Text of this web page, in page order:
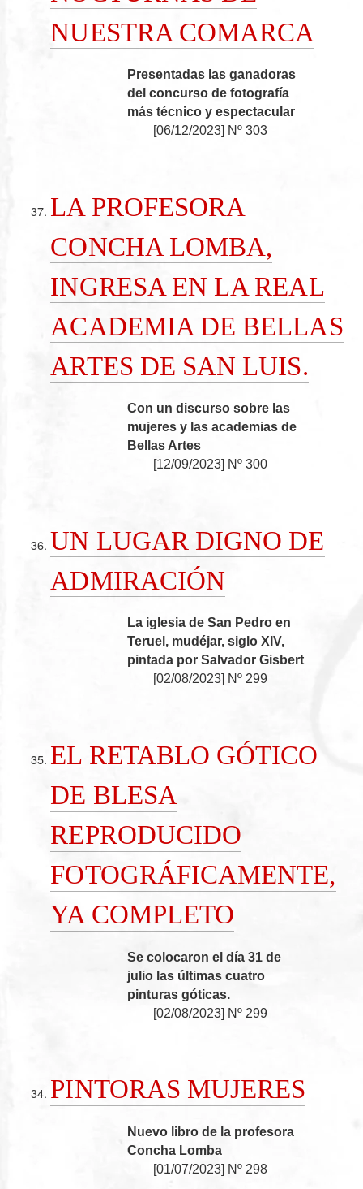
NUESTRA COMARCA
Presentadas las ganadoras
del concurso de fotografía
más técnico y espectacular
[06/12/2023] Nº 303
LA PROFESORA
CONCHA LOMBA,
INGRESA EN LA REAL
ACADEMIA DE BELLAS
ARTES DE SAN LUIS.
Con un discurso sobre las
mujeres y las academias de
Bellas Artes
[12/09/2023] Nº 300
UN LUGAR DIGNO DE
ADMIRACIÓN
La iglesia de San Pedro en
Teruel, mudéjar, siglo XIV,
pintada por Salvador Gisbert
[02/08/2023] Nº 299
EL RETABLO GÓTICO
DE BLESA
REPRODUCIDO
FOTOGRÁFICAMENTE,
YA COMPLETO
Se colocaron el día 31 de
julio las últimas cuatro
pinturas góticas.
[02/08/2023] Nº 299
PINTORAS MUJERES
Nuevo libro de la profesora
Concha Lomba
[01/07/2023] Nº 298